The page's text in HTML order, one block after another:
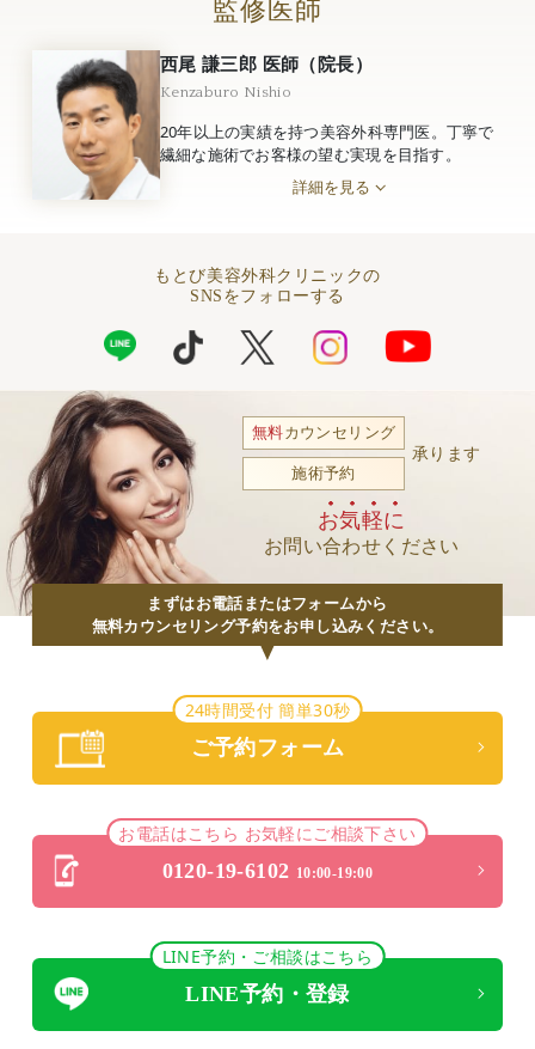
監修医師
西尾 謙三郎 医師（院長）
Kenzaburo Nishio
20年以上の実績を持つ美容外科専門医。丁寧で
繊細な施術でお客様の望む実現を目指す。
詳細を見る
もとび美容外科クリニックの
SNSをフォローする
無料カウンセリング
施術予約
承ります
お気軽に
お問い合わせください
まずはお電話またはフォームから
無料カウンセリング予約をお申し込みください。
24時間受付 簡単30秒
ご予約フォーム
お電話はこちら お気軽にご相談下さい
0120-19-6102 10:00-19:00
LINE予約・ご相談はこちら
LINE予約・登録